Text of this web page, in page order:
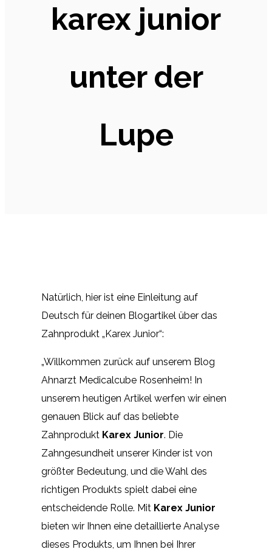
karex junior
unter der
Lupe
Natürlich, hier ist eine Einleitung auf
Deutsch für deinen Blogartikel über das
Zahnprodukt „Karex Junior“:
„Willkommen zurück auf unserem Blog
Ahnarzt Medicalcube Rosenheim! In
unserem heutigen Artikel werfen wir einen
genauen Blick auf das beliebte
Zahnprodukt Karex Junior. Die
Zahngesundheit unserer Kinder ist von
größter Bedeutung, und die Wahl des
richtigen Produkts spielt dabei eine
entscheidende Rolle. Mit Karex Junior
bieten wir Ihnen eine detaillierte Analyse
dieses Produkts, um Ihnen bei Ihrer